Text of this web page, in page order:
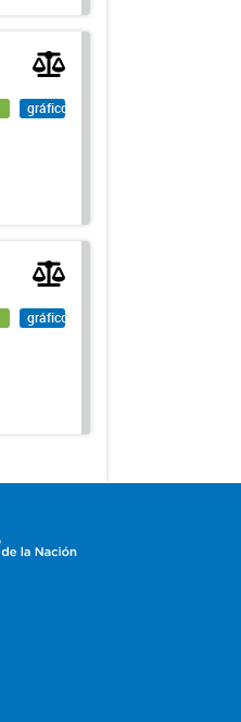
gráfico
gráfico